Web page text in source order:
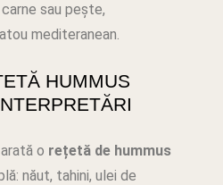
sau pește,
mediteranean.
HUMMUS
o rețetă de hummus
năut, tahini, ulei de